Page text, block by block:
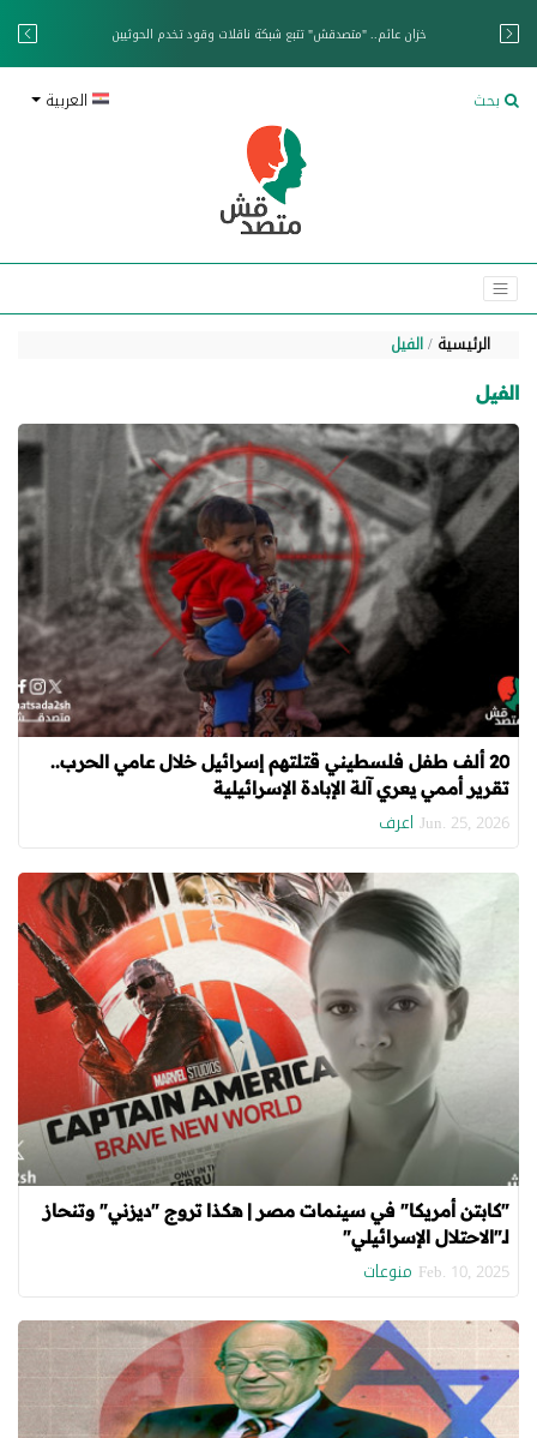
خزان عائم.. "متصدقش" تتبع شبكة ناقلات وقود تخدم الحوثيين
بحث العربية
الرئيسية الفيل
الفيل
20 ألف طفل فلسطيني قتلتهم إسرائيل خلال عامي الحرب..
تقرير أممي يعري آلة الإبادة الإسرائيلية
Jun. 25, 2026 اعرف
"كابتن أمريكا" في سينمات مصر | هكذا تروج "ديزني" وتنحاز
لـ"الاحتلال الإسرائيلي"
Feb. 10, 2025 منوعات